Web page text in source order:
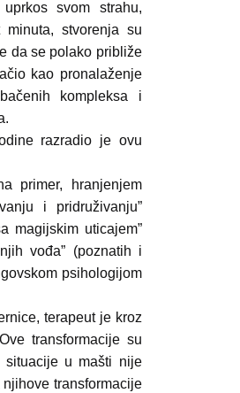
svom strahu,
stvorenja su
da se polako približe
kao pronalaženje
kompleksa i
razradio je ovu
primer, hranjenjem
i pridruživanju”
magijskim uticajem”
vođa” (poznatih i
psihologijom
terapeut je kroz
transformacije su
situacije u mašti nije
transformacije